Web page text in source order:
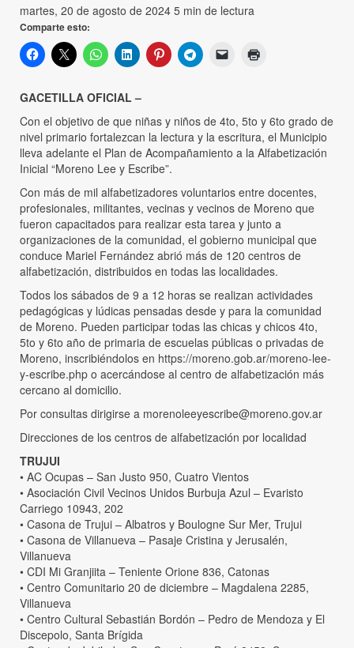
martes, 20 de agosto de 2024 5 min de lectura
Comparte esto:
GACETILLA OFICIAL –
Con el objetivo de que niñas y niños de 4to, 5to y 6to grado de
nivel primario fortalezcan la lectura y la escritura, el Municipio
lleva adelante el Plan de Acompañamiento a la Alfabetización
Inicial “Moreno Lee y Escribe”.
Con más de mil alfabetizadores voluntarios entre docentes,
profesionales, militantes, vecinas y vecinos de Moreno que
fueron capacitados para realizar esta tarea y junto a
organizaciones de la comunidad, el gobierno municipal que
conduce Mariel Fernández abrió más de 120 centros de
alfabetización, distribuidos en todas las localidades.
Todos los sábados de 9 a 12 horas se realizan actividades
pedagógicas y lúdicas pensadas desde y para la comunidad
de Moreno. Pueden participar todas las chicas y chicos 4to,
5to y 6to año de primaria de escuelas públicas o privadas de
Moreno, inscribiéndolos en https://moreno.gob.ar/moreno-lee-
y-escribe.php o acercándose al centro de alfabetización más
cercano al domicilio.
Por consultas dirigirse a morenoleeyescribe@moreno.gov.ar
Direcciones de los centros de alfabetización por localidad
TRUJUI
• AC Ocupas – San Justo 950, Cuatro Vientos
• Asociación Civil Vecinos Unidos Burbuja Azul – Evaristo
Carriego 10943, 202
• Casona de Trujui – Albatros y Boulogne Sur Mer, Trujui
• Casona de Villanueva – Pasaje Cristina y Jerusalén,
Villanueva
• CDI Mi Granjiita – Teniente Orione 836, Catonas
• Centro Comunitario 20 de diciembre – Magdalena 2285,
Villanueva
• Centro Cultural Sebastián Bordón – Pedro de Mendoza y El
Discepolo, Santa Brígida